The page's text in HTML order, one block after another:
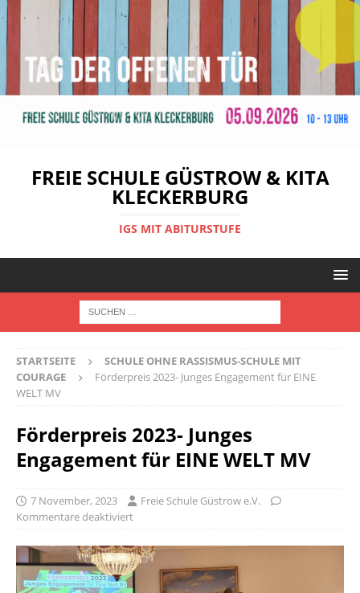
FREIE SCHULE GÜSTROW & KITA
KLECKERBURG
IGS MIT ABITURSTUFE
STARTSEITE
SCHULE OHNE RASSISMUS-SCHULE MIT
COURAGE
Förderpreis 2023- Junges Engagement für EINE
WELT MV
Förderpreis 2023- Junges
Engagement für EINE WELT MV
7 November, 2023
Freie Schule Güstrow e.V.
Kommentare deaktiviert